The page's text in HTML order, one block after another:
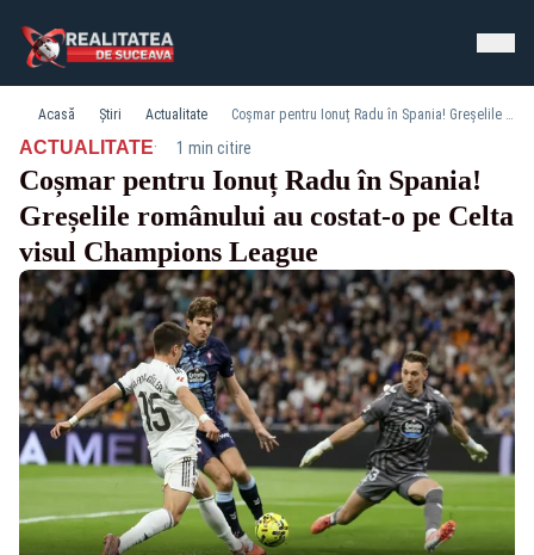
Acasă Știri Actualitate Coșmar pentru Ionuț Radu în Spania! Greșelile românului au costat-o pe Celta visul Champions League
ACTUALITATE· 1 min citire
Coșmar pentru Ionuț Radu în Spania!
Greșelile românului au costat-o pe Celta
visul Champions League